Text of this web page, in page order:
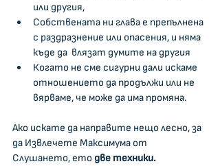
или другия,
Собствената ни глава е препълнена
с раздразнение или опасения, и няма
къде да  влязат думите на другия
Когато не сме сигурни дали искаме
отношението да продължи или не
вярваме, че може да има промяна.
Ако искате да направите нещо лесно, за
да Извлечете Максимума от
Слушането, ето две техники.